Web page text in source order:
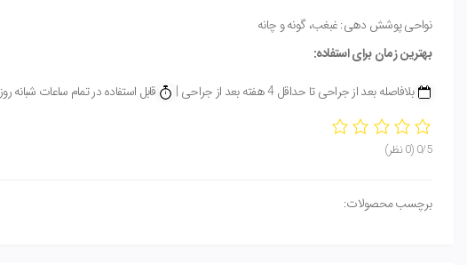
نواحی پوشش دهی: غبغب، گونه و چانه
بهترین زمان برای استفاده:
بلافاصله بعد از جراحی تا حداقل 4 هفته بعد از جراحی |
قابل استفاده در تمام ساعات شبانه روز
0/5 (0 نظر)
برچسب محصولات: